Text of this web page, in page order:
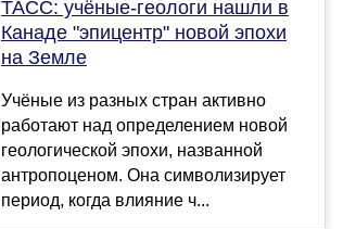
ТАСС: учёные-геологи нашли в
Канаде "эпицентр" новой эпохи
на Земле
Учёные из разных стран активно
работают над определением новой
геологической эпохи, названной
антропоценом. Она символизирует
период, когда влияние ч...